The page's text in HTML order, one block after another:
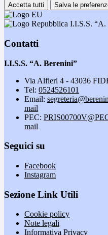
Accetta tutti Salva le
I.I.S.S. “A.
Contatti
I.I.S.S. “A. Berenini”
Via Alfieri 4 - 43036
Tel: 0524526101
Email:
mail
PEC:
mail
Seguici su
Facebook
Instagram
Sezione Link Utili
Cookie policy
Note legali
Informativa Privacy